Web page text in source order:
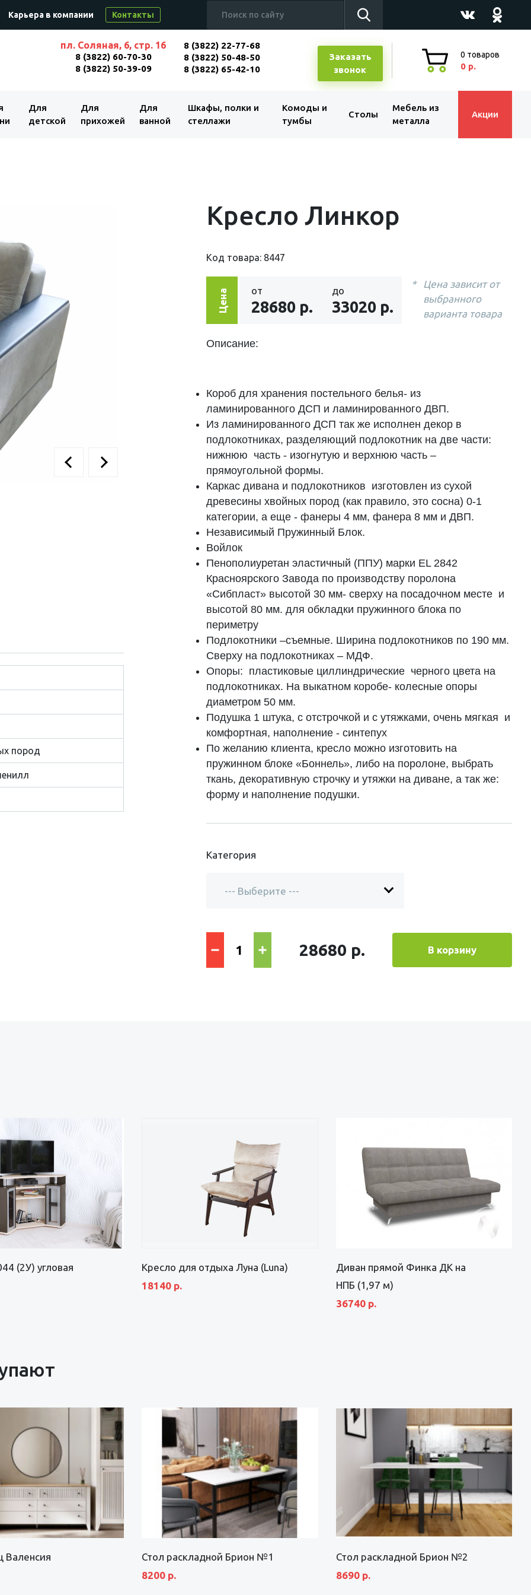
Карьера в компании Контакты
пл. Соляная, 6, стр. 16
8 (3822) 60-70-30
8 (3822) 50-39-09
8 (3822) 22-77-68
8 (3822) 50-48-50
8 (3822) 65-42-10
Заказать
звонок
0 товаров
0 р.
Для
детской
Для
прихожей
Для
ванной
Шкафы, полки и
стеллажи
Комоды и
тумбы
Столы
Мебель из
металла
Акции
пород
Кресло Линкор
Код товара: 8447
Цена от
28680 р.
до
33020 р.
Цена зависит от
выбранного
варианта товара
Описание:
Короб для хранения постельного белья- из
ламинированного ДСП и ламинированного ДВП.
Из ламинированного ДСП так же исполнен декор в
подлокотниках, разделяющий подлокотник на две части:
нижнюю часть - изогнутую и верхнюю часть –
прямоугольной формы.
Каркас дивана и подлокотников изготовлен из сухой
древесины хвойных пород (как правило, это сосна) 0-1
категории, а еще - фанеры 4 мм, фанера 8 мм и ДВП.
Независимый Пружинный Блок.
Войлок
Пенополиуретан эластичный (ППУ) марки EL 2842
Красноярского Завода по производству поролона
«Сибпласт» высотой 30 мм- сверху на посадочном месте и
высотой 80 мм. для обкладки пружинного блока по
периметру
Подлокотники –съемные. Ширина подлокотников по 190 мм.
Сверху на подлокотниках – МДФ.
Опоры: пластиковые циллиндрические черного цвета на
подлокотниках. На выкатном коробе- колесные опоры
диаметром 50 мм.
Подушка 1 штука, с отстрочкой и с утяжками, очень мягкая и
комфортная, наполнение -синтепух
По желанию клиента, кресло можно изготовить на
пружинном блоке «Боннель», либо на поролоне, выбрать
ткань, декоративную строчку и утяжки на диване, а так же:
форму и наполнение подушки.
Категория
28680 р. В корзину
(2У) угловая
Кресло для отдыха Луна (Luna)
18140 р.
Диван прямой Финка ДК на
НПБ (1,97 м)
36740 р.
Валенсия
Стол раскладной Брион №1
8200 р.
Стол раскладной Брион №2
8690 р.